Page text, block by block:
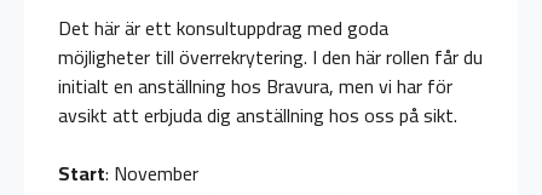
Det här är ett konsultuppdrag med goda
möjligheter till överrekrytering. I den här rollen får du
initialt en anställning hos Bravura, men vi har för
avsikt att erbjuda dig anställning hos oss på sikt.
Start: November